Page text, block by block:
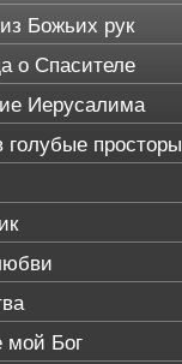
Божьих рук
о Спасителе
Иерусалима
голубые просторы
мой Бог